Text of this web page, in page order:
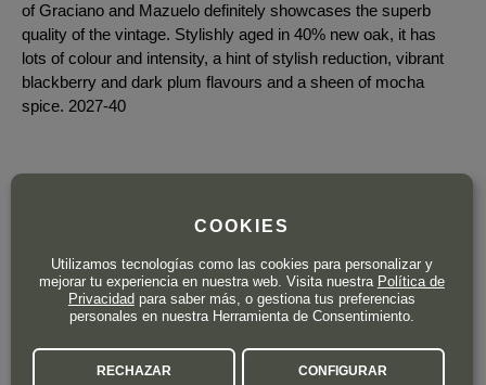
of Graciano and Mazuelo definitely showcases the superb
quality of the vintage. Stylishly aged in 40% new oak, it has
lots of colour and intensity, a hint of stylish reduction, vibrant
blackberry and dark plum flavours and a sheen of mocha
spice. 2027-40
32,60 € IVA incl.
Botella de 75 cl. | 43,47 € / Litro
COOKIES
Utilizamos tecnologías como las cookies para personalizar y
mejorar tu experiencia en nuestra web. Visita nuestra Política de
Privacidadpara saber más, o gestiona tus preferencias
personales en nuestra Herramienta de Consentimiento.
RECHAZAR CONFIGURAR